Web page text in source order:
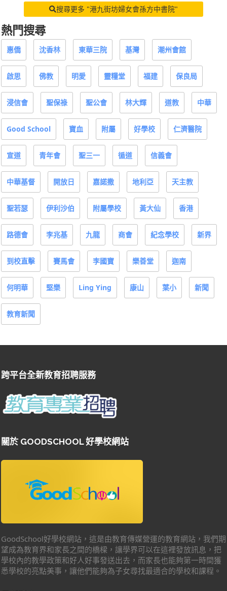
搜尋更多 "港九街坊婦女會孫方中書院"
熱門搜尋
惠僑 沈香林 東華三院 基灣 潮州會館
啟思 佛教 明愛 靈糧堂 福建 保良局
浸信會 聖保祿 聖公會 林大輝 道教 中華
Good School 寶血 附屬 好學校 仁濟醫院
宣道 青年會 聖三一 循道 信義會
中華基督 開放日 嘉諾撒 地利亞 天主教
聖若瑟 伊利沙伯 附屬學校 黃大仙 香港
路德會 李兆基 九龍 商會 紀念學校 新界
到校直擊 賽馬會 李國寶 樂善堂 迦南
何明華 堅樂 Ling Ying 康山 葉小 新聞
教育新聞
跨平台全新教育招聘服務
關於 GOODSCHOOL 好學校網站
GoodSchool好學校網站，這是由教育傳媒營運的教育網站，我們期
望成為教育界和家長之間的橋樑，讓學界可以在這裡發放訊息，把
學校內的教學政策和好人好事發送出去，而家長也能夠第一時間獲
悉學校的亮點美事，讓他們能夠為子女尋找最適合的學校和課程。